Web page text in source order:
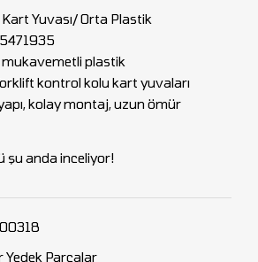
Yuvası/ Orta Plastik
mukavemetli plastik
kontrol kolu kart yuvaları
kolay montaj, uzun ömür
şu anda inceliyor!
Yedek Parçalar